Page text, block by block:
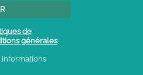
de
générales